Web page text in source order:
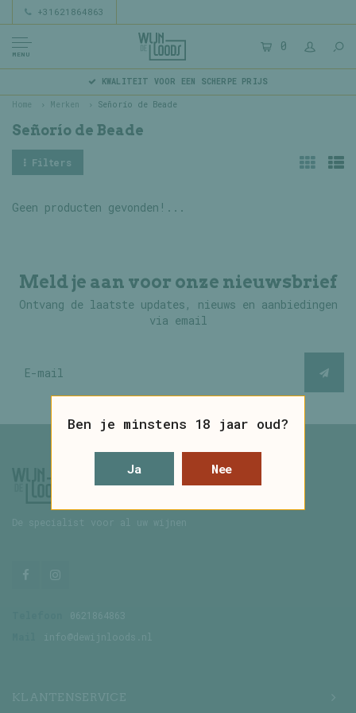
+31621864863
MENU
0
KWALITEIT VOOR EEN SCHERPE PRIJS
Home Merken Señorío de Beade
Señorío de Beade
Filters
Geen producten gevonden!...
Meld je aan voor onze nieuwsbrief
Ontvang de laatste updates, nieuws en aanbiedingen
via email
De specialist voor al uw wijnen
0621864863
info@dewijnloods.nl
KLANTENSERVICE
Ben je minstens 18 jaar oud?
Ja Nee